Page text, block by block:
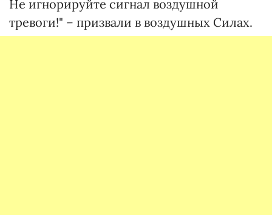
Не игнорируйте сигнал воздушной
тревоги!" – призвали в воздушных Силах.